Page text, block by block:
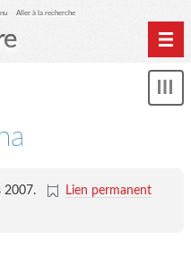
Aller à la recherche
2007.
Lien permanent